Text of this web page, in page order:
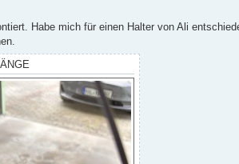
Habe mich für einen Halter von Ali